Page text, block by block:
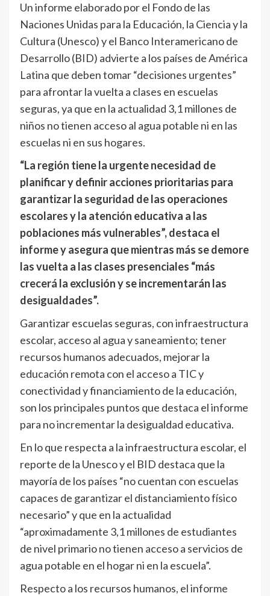
Un informe elaborado por el Fondo de las
Naciones Unidas para la Educación, la Ciencia y la
Cultura (Unesco) y el Banco Interamericano de
Desarrollo (BID) advierte a los países de América
Latina que deben tomar “decisiones urgentes”
para afrontar la vuelta a clases en escuelas
seguras, ya que en la actualidad 3,1 millones de
niños no tienen acceso al agua potable ni en las
escuelas ni en sus hogares.
“La región tiene la urgente necesidad de
planificar y definir acciones prioritarias para
garantizar la seguridad de las operaciones
escolares y la atención educativa a las
poblaciones más vulnerables”, destaca el
informe y asegura que mientras más se demore
las vuelta a las clases presenciales “más
crecerá la exclusión y se incrementarán las
desigualdades”.
Garantizar escuelas seguras, con infraestructura
escolar, acceso al agua y saneamiento; tener
recursos humanos adecuados, mejorar la
educación remota con el acceso a TIC y
conectividad y financiamiento de la educación,
son los principales puntos que destaca el informe
para no incrementar la desigualdad educativa.
En lo que respecta a la infraestructura escolar, el
reporte de la Unesco y el BID destaca que la
mayoría de los países “no cuentan con escuelas
capaces de garantizar el distanciamiento físico
necesario” y que en la actualidad
“aproximadamente 3,1 millones de estudiantes
de nivel primario no tienen acceso a servicios de
agua potable en el hogar ni en la escuela”.
Respecto a los recursos humanos, el informe